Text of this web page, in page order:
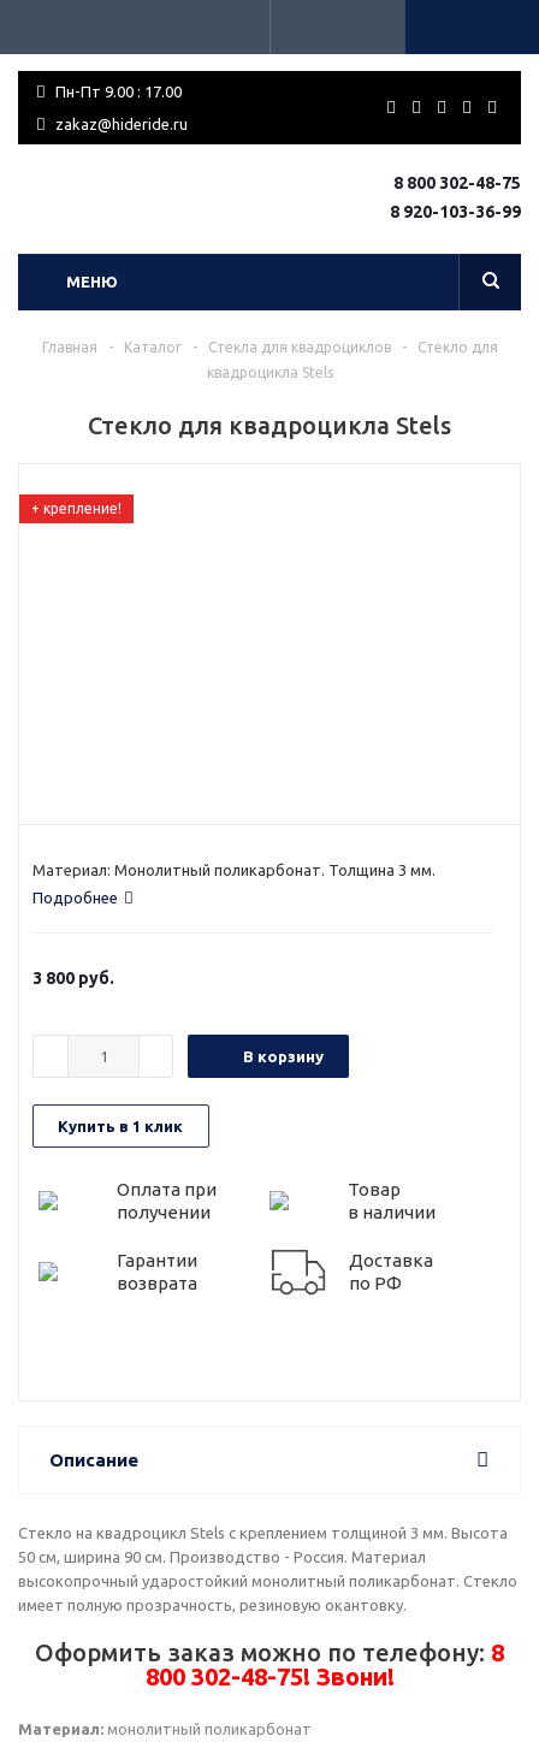
Пн-Пт 9.00 : 17.00
zakaz@hideride.ru
8 800 302-48-75
8 920-103-36-99
МЕНЮ
Главная - Каталог - Стекла для квадроциклов -
Стекло для
квадроцикла Stels
Стекло для квадроцикла Stels
+ крепление!
Материал: Монолитный поликарбонат. Толщина 3 мм.
Подробнее
3 800 руб.
В корзину
Купить в 1 клик
Оплата при
получении
Товар
в наличии
Гарантии
возврата
Доставка
по РФ
Описание
Cтекло на квадроцикл Stels с креплением толщиной 3 мм. Высота
50 cм, ширина 90 см. Производство - Россия. Материал
высокопрочный ударостойкий монолитный поликарбонат. Стекло
имеет полную прозрачность, резиновую окантовку.
Оформить заказ можно по телефону: 8
800 302-48-75! Звони!
Материал: монолитный поликарбонат